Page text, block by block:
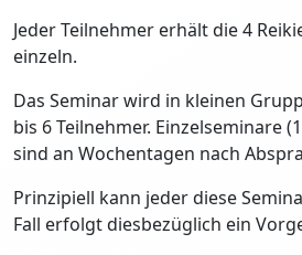
Jeder Teilnehmer erhält die 4
einzeln.
Das Seminar wird in kleinen
bis 6 Teilnehmer. Einzelseminare
sind an Wochentagen nach
Prinzipiell kann jeder diese
Fall erfolgt diesbezüglich ein